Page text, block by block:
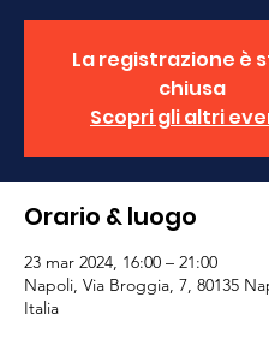
La registrazione è
chiusa
Scopri gli altri
Orario & luogo
23 mar 2024, 16:00 – 21:00
Napoli, Via Broggia, 7, 80135
Italia